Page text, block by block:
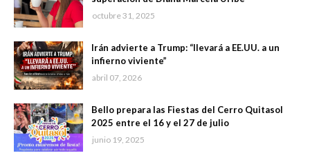
octubre 31, 2025
Irán advierte a Trump: “llevará a EE.UU. a un
infierno viviente”
abril 07, 2026
Bello prepara las Fiestas del Cerro Quitasol
2025 entre el 16 y el 27 de julio
junio 19, 2025